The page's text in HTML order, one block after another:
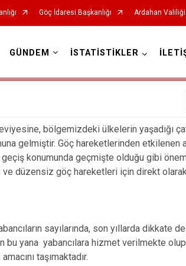
Göç İdaresi Başkanlığı Ardahan Valiliği
GÜNDEM İSTATİSTİKLER
bölgemizdeki ülkelerin yaşadığı
gelmiştir. Göç hareketlerinden etkilenen
konumunda geçmişte olduğu gibi
düzensiz göç hareketleri için direkt
sayılarında, son yıllarda dikkate
bu yana yabancılara hizmet verilmekte
taşımaktadır.